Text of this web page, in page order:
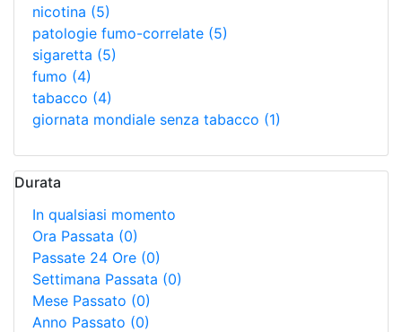
nicotina (5)
patologie fumo-correlate (5)
sigaretta (5)
fumo (4)
tabacco (4)
giornata mondiale senza tabacco (1)
Durata
In qualsiasi momento
Ora Passata (0)
Passate 24 Ore (0)
Settimana Passata (0)
Mese Passato (0)
Anno Passato (0)